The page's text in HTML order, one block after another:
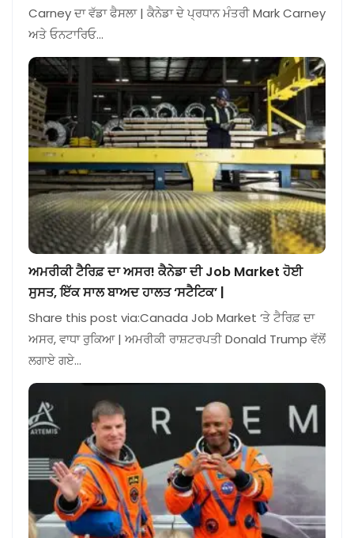
Carney ਦਾ ਵੱਡਾ ਫੈਸਲਾ | ਕੈਨੇਡਾ ਦੇ ਪ੍ਰਧਾਨ ਮੰਤਰੀ Mark Carney
ਅਤੇ ਓਨਟਾਰਿਓ…
ਅਮਰੀਕੀ ਟੈਰਿਫ਼ ਦਾ ਅਸਰ! ਕੈਨੇਡਾ ਦੀ Job Market ਹੋਈ
ਸੁਸਤ, ਇੱਕ ਸਾਲ ਬਾਅਦ ਹਾਲਤ ‘ਸਟੈਟਿਕ’ |
Share this post via:Canada Job Market ‘ਤੇ ਟੈਰਿਫ਼ ਦਾ
ਅਸਰ, ਵਾਧਾ ਰੁਕਿਆ | ਅਮਰੀਕੀ ਰਾਸ਼ਟਰਪਤੀ Donald Trump ਵੱਲੋਂ
ਲਗਾਏ ਗਏ…